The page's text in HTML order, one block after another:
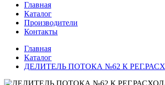
Главная
Каталог
Производители
Контакты
Главная
Каталог
ДЕЛИТЕЛЬ ПОТОКА №62 К